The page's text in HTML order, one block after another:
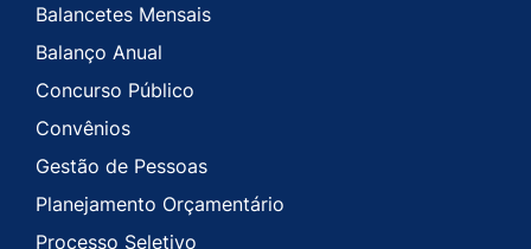
Balancetes Mensais
Balanço Anual
Concurso Público
Convênios
Gestão de Pessoas
Planejamento Orçamentário
Processo Seletivo